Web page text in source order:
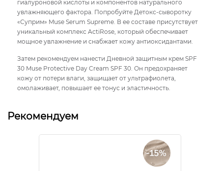
гиалуроновой кислоты и компонентов натурального
увлажняющего фактора. Попробуйте Детокс-сыворотку
«Суприм» Muse Serum Supreme. В ее составе присутствует
уникальный комплекс ActiRose, который обеспечивает
мощное увлажнение и снабжает кожу антиоксидантами.
Затем рекомендуем нанести Дневной защитным крем SPF
30 Muse Protective Day Cream SPF 30. Он предохраняет
кожу от потери влаги, защищает от ультрафиолета,
омолаживает, повышает ее тонус и эластичность.
Рекомендуем